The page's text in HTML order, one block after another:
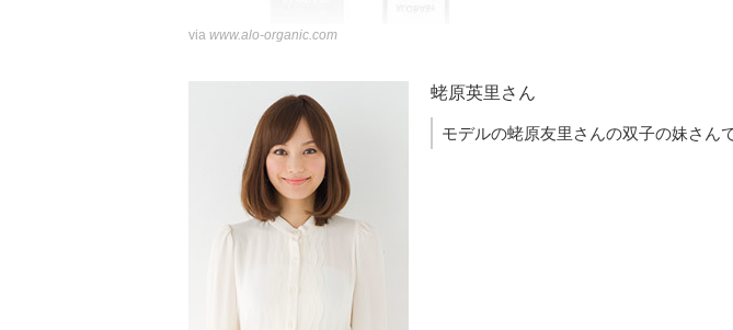
via www.alo-organic.com
蛯原英里さん
モデルの蛯原友里さんの双子の妹さん